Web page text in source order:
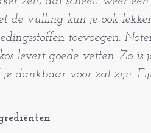
de vulling kun je ook
toevoegen.
levert goede vetten. Zo
dankbaar voor zal zijn.